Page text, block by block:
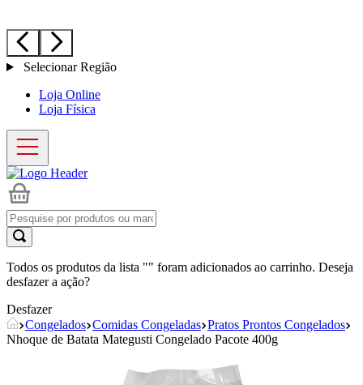
Selecionar Região
Loja Online
Loja Física
Todos os produtos da lista "" foram adicionados ao carrinho. Deseja
desfazer a ação?
Desfazer
Congelados Comidas Congeladas Pratos Prontos Congelados
Nhoque de Batata Mategusti Congelado Pacote 400g